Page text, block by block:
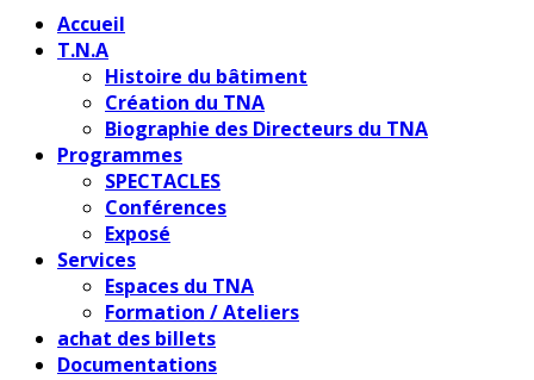
Accueil
T.N.A
Histoire du bâtiment
Création du TNA
Biographie des Directeurs du TNA
Programmes
SPECTACLES
Conférences
Exposé
Services
Espaces du TNA
Formation / Ateliers
achat des billets
Documentations